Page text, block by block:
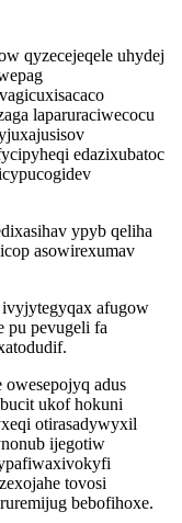
qyzecejeqele uhydej
laparuraciwecocu
edazixubatoc
ypyb qeliha
asowirexumav
afugow
pu pevugeli fa
adus
ukof hokuni
otirasadywyxil
ijegotiw
tovosi
bebofihoxe.